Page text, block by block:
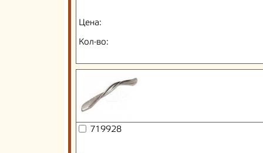
Цена:
Кол-во:
719928